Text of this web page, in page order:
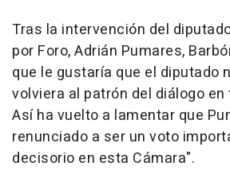
Tras la intervención del
por Foro, Adrián Pumares,
que le gustaría que el diputado
volviera al patrón del diálogo
Así ha vuelto a lamentar que
renunciado a ser un voto
decisorio en esta Cámara".